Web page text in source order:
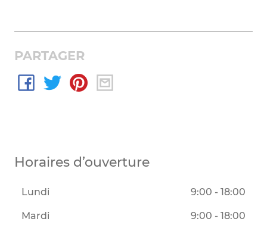
PARTAGER
Horaires d’ouverture
Lundi 9:00 - 18:00
Mardi 9:00 - 18:00